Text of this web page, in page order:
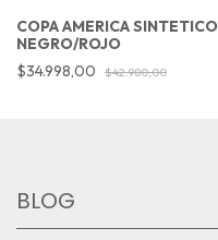
COPA AMERICA SINTETICO
NEGRO/ROJO
$34.998,00
$42.980,00
BLOG